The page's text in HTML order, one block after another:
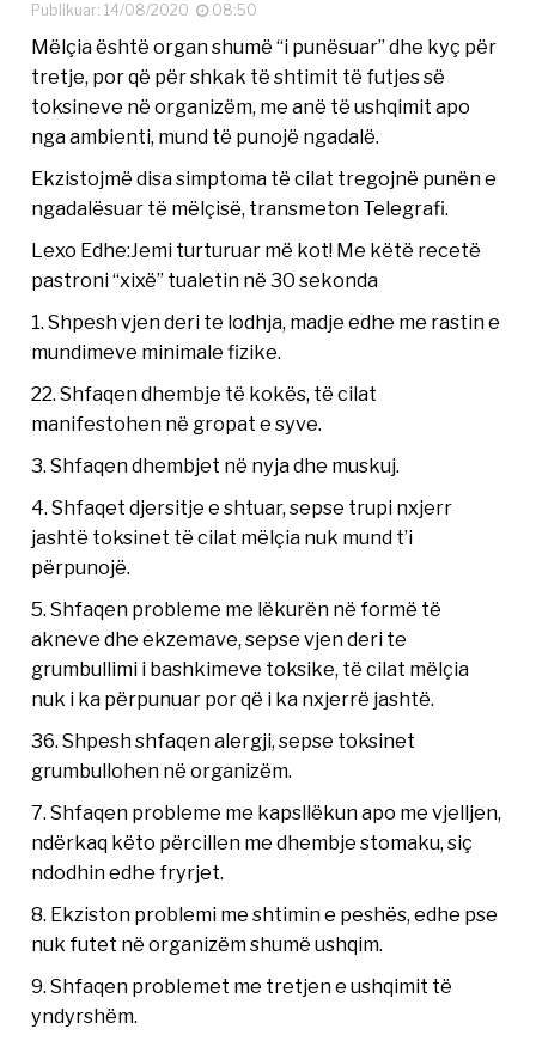
Publikuar: 14/08/2020
08:50
Mëlçia është organ shumë “i punësuar” dhe kyç për
tretje, por që për shkak të shtimit të futjes së
toksineve në organizëm, me anë të ushqimit apo
nga ambienti, mund të punojë ngadalë.
Ekzistojmë disa simptoma të cilat tregojnë punën e
ngadalësuar të mëlçisë, transmeton Telegrafi.
Lexo Edhe:Jemi turturuar më kot! Me këtë recetë
pastroni “xixë” tualetin në 30 sekonda
1. Shpesh vjen deri te lodhja, madje edhe me rastin e
mundimeve minimale fizike.
22. Shfaqen dhembje të kokës, të cilat
manifestohen në gropat e syve.
3. Shfaqen dhembjet në nyja dhe muskuj.
4. Shfaqet djersitje e shtuar, sepse trupi nxjerr
jashtë toksinet të cilat mëlçia nuk mund t’i
përpunojë.
5. Shfaqen probleme me lëkurën në formë të
akneve dhe ekzemave, sepse vjen deri te
grumbullimi i bashkimeve toksike, të cilat mëlçia
nuk i ka përpunuar por që i ka nxjerrë jashtë.
36. Shpesh shfaqen alergji, sepse toksinet
grumbullohen në organizëm.
7. Shfaqen probleme me kapsllëkun apo me vjelljen,
ndërkaq këto përcillen me dhembje stomaku, siç
ndodhin edhe fryrjet.
8. Ekziston problemi me shtimin e peshës, edhe pse
nuk futet në organizëm shumë ushqim.
9. Shfaqen problemet me tretjen e ushqimit të
yndyrshëm.